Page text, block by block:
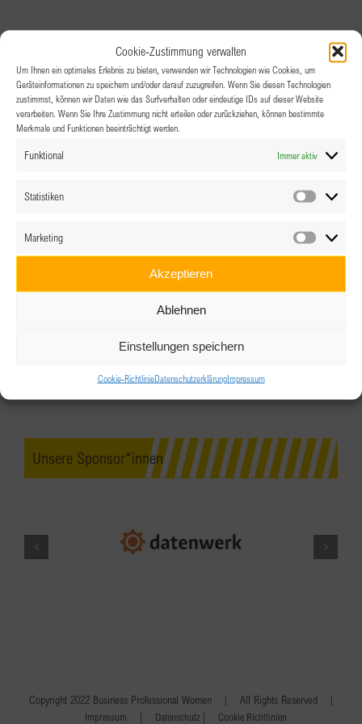
Cookie-Zustimmung verwalten
Um Ihnen ein optimales Erlebnis zu bieten, verwenden wir Technologien wie Cookies, um
Geräteinformationen zu speichern und/oder darauf zuzugreifen. Wenn Sie diesen Technologien
zustimmst, können wir Daten wie das Surfverhalten oder eindeutige IDs auf dieser Website
verarbeiten. Wenn Sie Ihre Zustimmung nicht erteilen oder zurückziehen, können bestimmte
Merkmale und Funktionen beeinträchtigt werden.
Funktional Immer aktiv
Statistiken
Marketing
Akzeptieren
Ablehnen
Einstellungen speichern
Cookie-RichtlinieDatenschutzerklärungImpressum
Unsere Sponsor*innen
Copyright 2022 Business Professional Women | All Rights Reserved |
Impressum | Datenschutz | Cookie Richtlinien